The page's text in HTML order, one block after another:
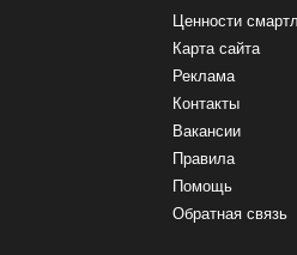
Ценности
Карта сайта
Реклама
Контакты
Вакансии
Правила
Помощь
Обратная связь